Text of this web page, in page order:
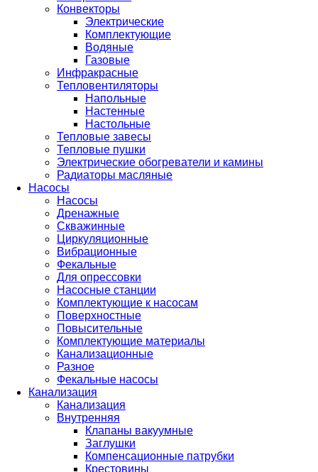
Конвекторы
Электрические
Комплектующие
Водяные
Газовые
Инфракрасные
Тепловентиляторы
Напольные
Настенные
Настольные
Тепловые завесы
Тепловые пушки
Электрические обогреватели и камины
Радиаторы масляные
Насосы
Насосы
Дренажные
Скважинные
Циркуляционные
Вибрационные
Фекальные
Для опрессовки
Насосные станции
Комплектующие к насосам
Поверхностные
Повысительные
Комплектующие материалы
Канализационные
Разное
Фекальные насосы
Канализация
Канализация
Внутренняя
Клапаны вакуумные
Заглушки
Компенсационные патрубки
Крестовины